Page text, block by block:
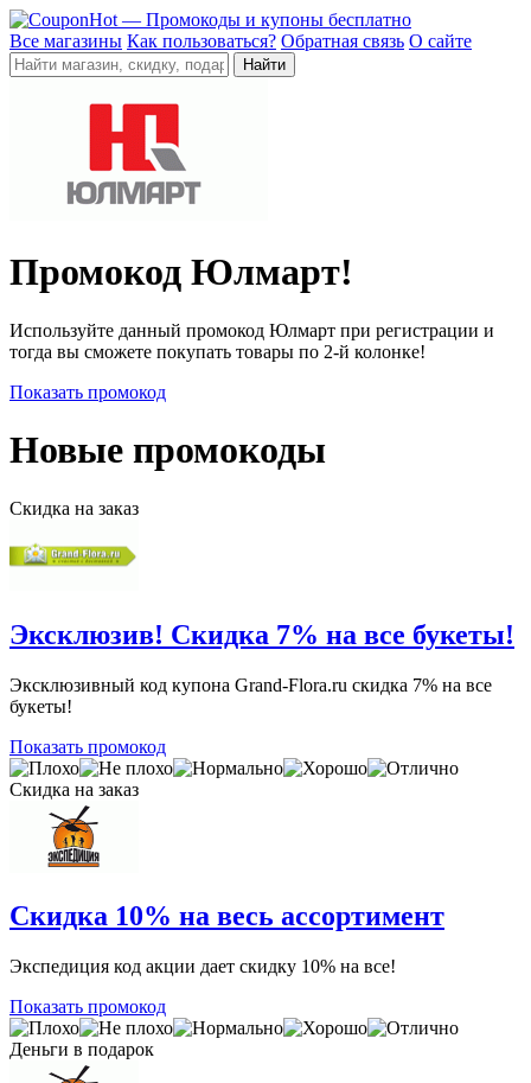
Все магазины Как пользоваться? Обратная связь О сайте
Промокод Юлмарт!
Используйте данный промокод Юлмарт при регистрации и
тогда вы сможете покупать товары по 2-й колонке!
Показать промокод
Новые промокоды
Скидка на заказ
Эксклюзив! Скидка 7% на все букеты!
Эксклюзивный код купона Grand-Flora.ru скидка 7% на все
букеты!
Показать промокод
Скидка на заказ
Скидка 10% на весь ассортимент
Экспедиция код акции дает скидку 10% на все!
Показать промокод
Деньги в подарок